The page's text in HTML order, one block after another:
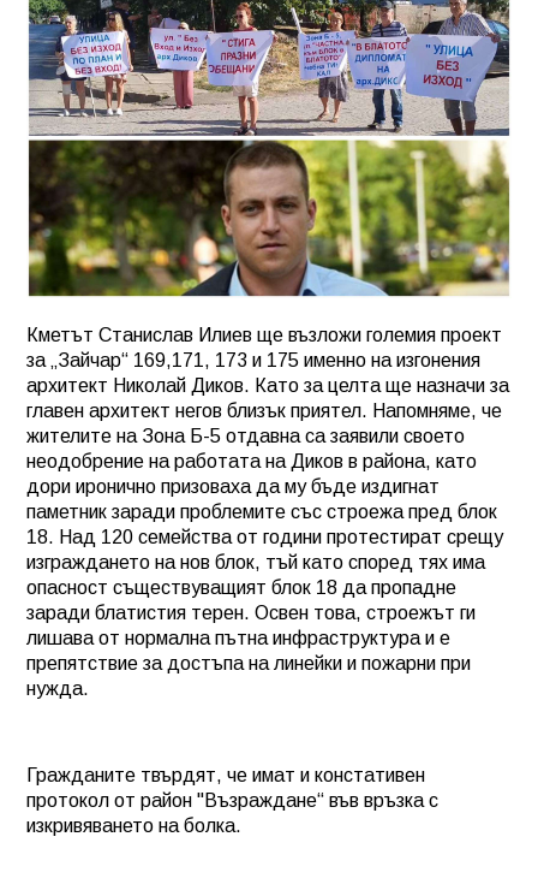
Кметът Станислав Илиев ще възложи големия проект
за „Зайчар“ 169,171, 173 и 175 именно на изгонения
архитект Николай Диков. Като за целта ще назначи за
главен архитект негов близък приятел. Напомняме, че
жителите на Зона Б-5 отдавна са заявили своето
неодобрение на работата на Диков в района, като
дори иронично призоваха да му бъде издигнат
паметник заради проблемите със строежа пред блок
18. Над 120 семейства от години протестират срещу
изграждането на нов блок, тъй като според тях има
опасност съществуващият блок 18 да пропадне
заради блатистия терен. Освен това, строежът ги
лишава от нормална пътна инфраструктура и е
препятствие за достъпа на линейки и пожарни при
нужда.
Гражданите твърдят, че имат и констативен
протокол от район "Възраждане“ във връзка с
изкривяването на болка.